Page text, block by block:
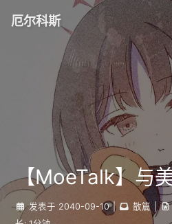
厄尔科斯
【MoeTalk】与
发表于 2040-09-10 | 散篇